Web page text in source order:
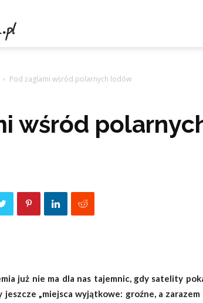
Pod żaglami wśród polarnych lodów
wśród
już nie ma dla nas tajemnic, gdy satelity
jeszcze „miejsca wyjątkowe: groźne, a